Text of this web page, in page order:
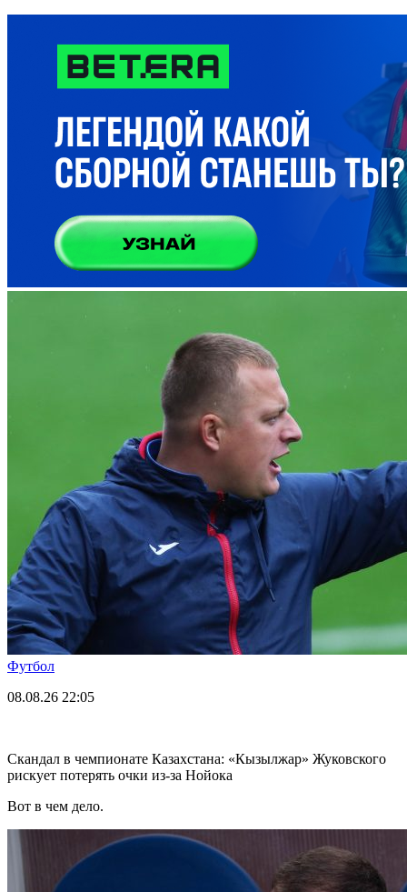
Футбол
08.08.26 22:05
Скандал в чемпионате Казахстана: «Кызылжар» Жуковского
рискует потерять очки из-за Нойока
Вот в чем дело.